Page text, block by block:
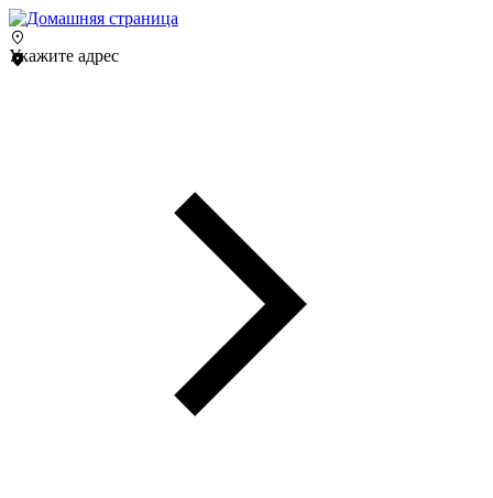
Укажите адрес